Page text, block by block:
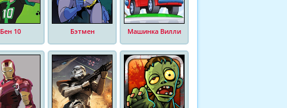
Бен 10 Бэтмен Машинка Вилли